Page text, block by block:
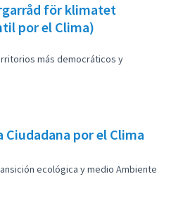
för klimatet
por el Clima)
más democráticos y
Ciudadana por el Clima
ecológica y medio Ambiente